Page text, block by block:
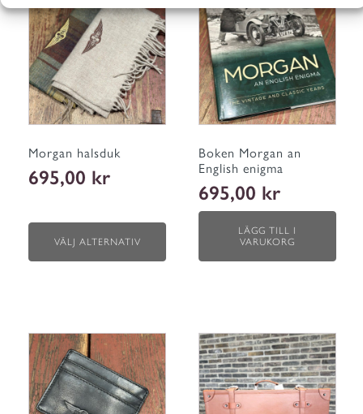
Morgan halsduk
695,00 kr
VÄLJ ALTERNATIV
här
produkten
har
flera
varianter.
De
olika
alternativen
väljas
produktsidan
Boken Morgan an
English enigma
695,00 kr
LÄGG TILL I
VARUKORG
Den
här
produkten
har
flera